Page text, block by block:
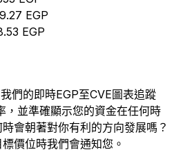
EGP
EGP
們的即時EGP至CVE圖表追蹤
，並準確顯示您的資金在任何時
會朝著對你有利的方向發展嗎？
價位時我們會通知您。